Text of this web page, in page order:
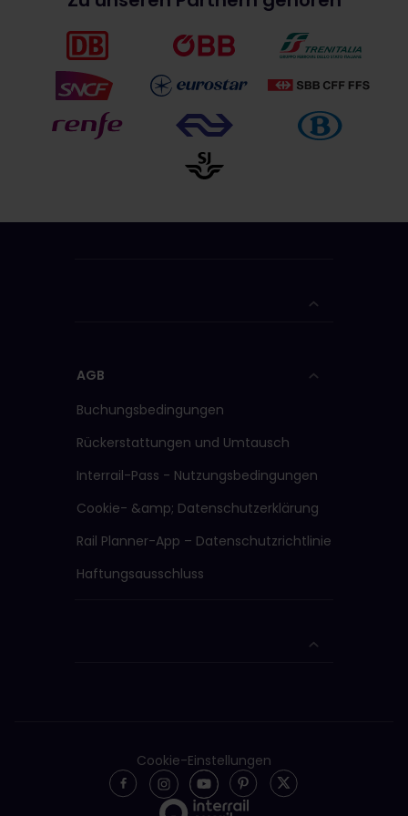
AGB
Buchungsbedingungen
Rückerstattungen und Umtausch
Interrail-Pass - Nutzungsbedingungen
Cookie- &amp; Datenschutzerklärung
Rail Planner-App – Datenschutzrichtlinie
Haftungsausschluss
Cookie-Einstellungen